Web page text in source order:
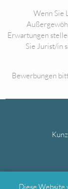
Wenn Sie
Erwartungen
Sie Jurist/in
Bewerbungen
Diese Website